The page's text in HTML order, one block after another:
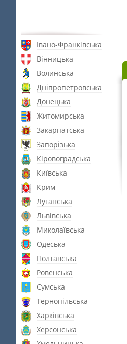
Івано-Франківська
Вінницька
Волинська
Дніпропетровська
Донецька
Житомирська
Закарпатська
Запорізька
Кіровоградська
Київська
Крим
Луганська
Львівська
Миколаївська
Одеська
Полтавська
Ровенська
Сумська
Тернопільська
Харківська
Херсонська